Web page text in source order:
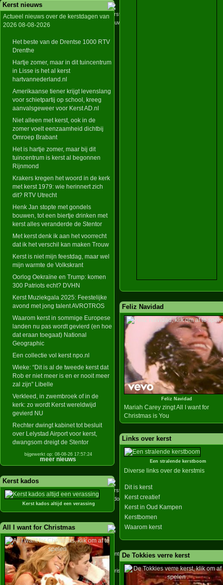
Kerst nieuws
Actueel nieuws over de kerstdagen van
2026 08-08-2026
Het beste van de Drentse 1000 RTV
Drenthe
Hartje zomer, maar in dit tuincentrum
in Lisse is het al kerst
hartvannederland.nl
Amerikaanse tiener krijgt levenslang
voor schietpartij op school, kreeg
aanvalsgeweer voor Kerst AD.nl
Niet alleen met kerst, ook in de
zomer voelt eenzaamheid dichtbij
Omroep Brabant
Het is hartje zomer, maar bij dit
tuincentrum is kerst al begonnen
Rijnmond
Krakers kregen het woord in de kerk
met kerst 1979: wie herinnert zich
dit? RTV Utrecht
Henk Jan stopte met gondels
bouwen, tot een biertje drinken met
kerst alles veranderde de Stentor
Met kerst denk ik aan het voorrecht
dat ik het verschil kan maken Trouw
Kerst is niet mijn feestdag, maar wel
mijn warmte de Volkskrant
Oorlog Oekraïne en Trump: komen
300 Patriots echt? DVHN
Kerst Muziekgala 2025: Feestelijke
avond met jong talent AVROTROS
Waarom kerst in sommige Europese
landen nu pas wordt gevierd (en hoe
dat eraan toegaat) National
Geographic
Een collectie vol kerst npo.nl
Wieke: “Dit is al de tweede kerst dat
Rob er niet meer is en er nooit meer
zal zijn” Libelle
Verkleed, in zwembroek of in de
kerk: zo wordt Kerst wereldwijd
gevierd NU
Rechter dwingt kabinet tot besluit
over Lelystad Airport voor kerst,
dwangsom dreigt de Stentor
bijgewerkt op: 08-08-26 17:57:24
meer nieuws
Kerst kados
Kerst kados altijd een verassing
All I want for Christmas
Feliz Navidad
Feliz Navidad
Mariah Carey zingt All I want for
Christmas is You
Links over kerst
Een stralende kerstboom
Diverse links over de kerstmis
Dit is kerst
Kerst creatief
Kerst in Oud Kampen
Kerstbomen
Waarom kerst
De Tokkies verre kerst